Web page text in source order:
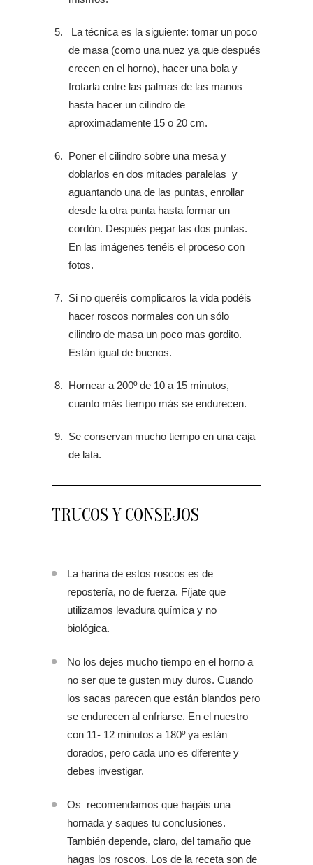
La técnica es la siguiente: tomar un poco
de masa (como una nuez ya que después
crecen en el horno), hacer una bola y
frotarla entre las palmas de las manos
hasta hacer un cilindro de
aproximadamente 15 o 20 cm.
Poner el cilindro sobre una mesa y
doblarlos en dos mitades paralelas y
aguantando una de las puntas, enrollar
desde la otra punta hasta formar un
cordón. Después pegar las dos puntas.
En las imágenes tenéis el proceso con
fotos.
Si no queréis complicaros la vida podéis
hacer roscos normales con un sólo
cilindro de masa un poco mas gordito.
Están igual de buenos.
Hornear a 200º de 10 a 15 minutos,
cuanto más tiempo más se endurecen.
Se conservan mucho tiempo en una caja
de lata.
TRUCOS Y CONSEJOS
La harina de estos roscos es de
repostería, no de fuerza. Fíjate que
utilizamos levadura química y no
biológica.
No los dejes mucho tiempo en el horno a
no ser que te gusten muy duros. Cuando
los sacas parecen que están blandos pero
se endurecen al enfriarse. En el nuestro
con 11- 12 minutos a 180º ya están
dorados, pero cada uno es diferente y
debes investigar.
Os recomendamos que hagáis una
hornada y saques tu conclusiones.
También depende, claro, del tamaño que
hagas los roscos. Los de la receta son de